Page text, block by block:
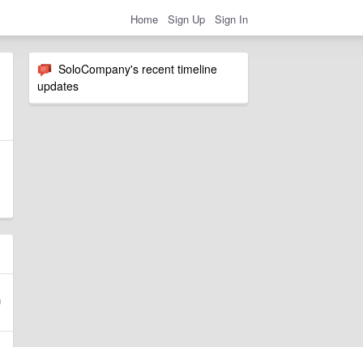
Home Sign Up Sign In
SoloCompany's recent timeline
updates